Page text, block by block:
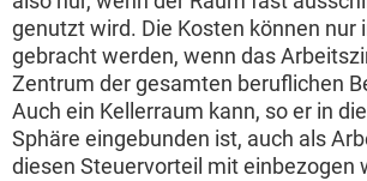
genutzt wird. Die Kosten können nur
gebracht werden, wenn das
Zentrum der gesamten beruflichen
Auch ein Kellerraum kann, so er in
Sphäre eingebunden ist, auch als
diesen Steuervorteil mit einbezogen